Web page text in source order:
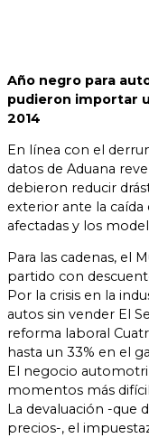
Año negro para
pudieron importar
2014
En línea con el
datos de Aduana
debieron reducir
exterior ante la caída
afectadas y los
Para las cadenas, el
partido con
Por la crisis en la
autos sin vender El
reforma laboral
hasta un 33% en el
El negocio
momentos más
La devaluación -que
precios-, el